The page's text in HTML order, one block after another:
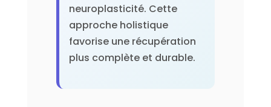
neuroplasticité. Cette
approche holistique
favorise une récupération
plus complète et durable.